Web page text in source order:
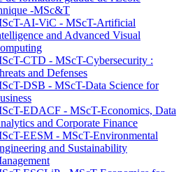
-MSc&T
AI-ViC - MScT-Artificial
and Advanced Visual
CTD - MScT-Cybersecurity :
and Defenses
DSB - MScT-Data Science for
EDACF - MScT-Economics, Data
and Corporate Finance
EESM - MScT-Environmental
and Sustainability